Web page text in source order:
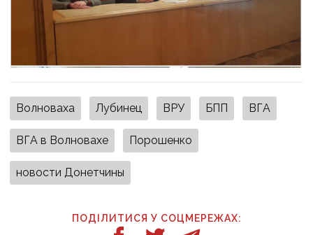
Волноваха Лубинец ВРУ БПП ВГА
ВГА в Волновахе Порошенко
новости Донетчины
ПОДІЛИТИСЯ У СОЦМЕРЕЖАХ: